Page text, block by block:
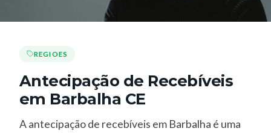
REGIOES
Antecipação de Recebíveis
em Barbalha CE
A antecipação de recebíveis em Barbalha é uma